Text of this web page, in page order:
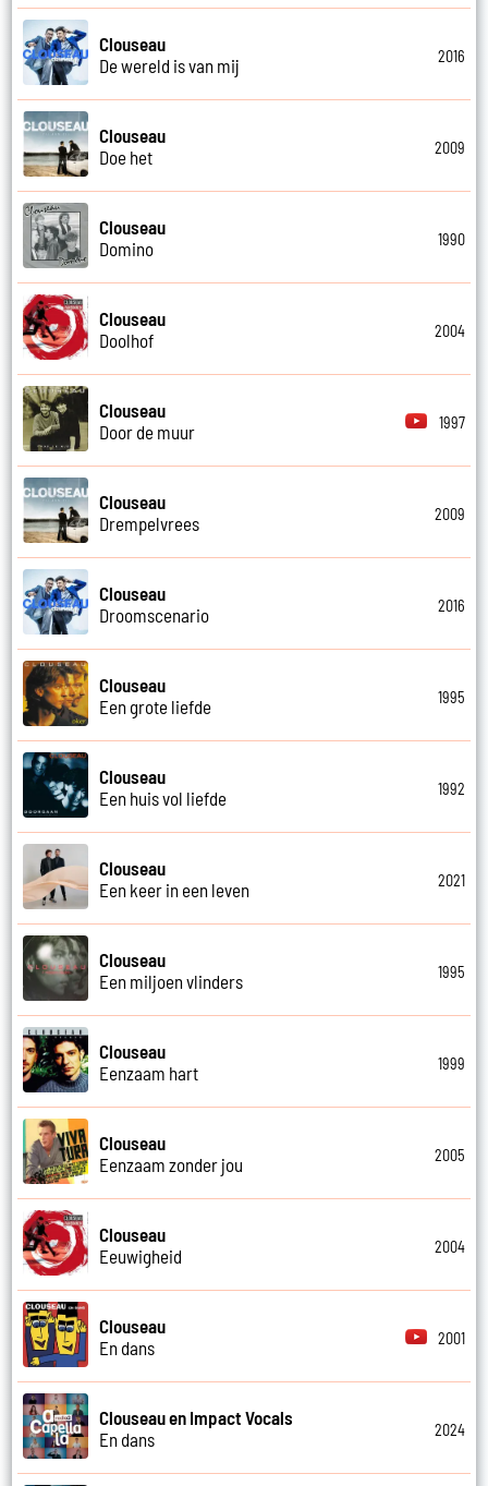
Clouseau
De wereld is van mij
2016
Clouseau
Doe het
2009
Clouseau
Domino
1990
Clouseau
Doolhof
2004
Clouseau
Door de muur
1997
Clouseau
Drempelvrees
2009
Clouseau
Droomscenario
2016
Clouseau
Een grote liefde
1995
Clouseau
Een huis vol liefde
1992
Clouseau
Een keer in een leven
2021
Clouseau
Een miljoen vlinders
1995
Clouseau
Eenzaam hart
1999
Clouseau
Eenzaam zonder jou
2005
Clouseau
Eeuwigheid
2004
Clouseau
En dans
2001
Clouseau en Impact Vocals
En dans
2024